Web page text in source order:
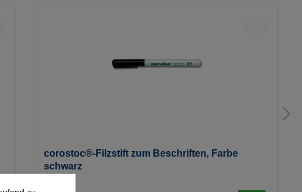
corostoc®-Filzstift zum Beschriften, Farbe
schwarz